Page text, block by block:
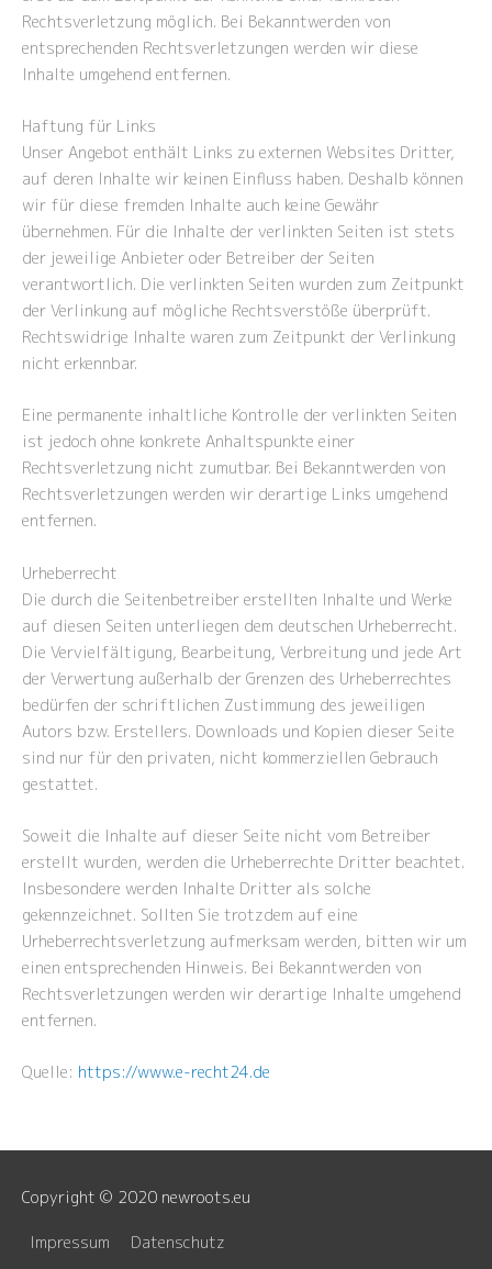
Rechtsverletzung möglich. Bei Bekanntwerden von
entsprechenden Rechtsverletzungen werden wir diese
Inhalte umgehend entfernen.
Haftung für Links
Unser Angebot enthält Links zu externen Websites Dritter,
auf deren Inhalte wir keinen Einfluss haben. Deshalb können
wir für diese fremden Inhalte auch keine Gewähr
übernehmen. Für die Inhalte der verlinkten Seiten ist stets
der jeweilige Anbieter oder Betreiber der Seiten
verantwortlich. Die verlinkten Seiten wurden zum Zeitpunkt
der Verlinkung auf mögliche Rechtsverstöße überprüft.
Rechtswidrige Inhalte waren zum Zeitpunkt der Verlinkung
nicht erkennbar.
Eine permanente inhaltliche Kontrolle der verlinkten Seiten
ist jedoch ohne konkrete Anhaltspunkte einer
Rechtsverletzung nicht zumutbar. Bei Bekanntwerden von
Rechtsverletzungen werden wir derartige Links umgehend
entfernen.
Urheberrecht
Die durch die Seitenbetreiber erstellten Inhalte und Werke
auf diesen Seiten unterliegen dem deutschen Urheberrecht.
Die Vervielfältigung, Bearbeitung, Verbreitung und jede Art
der Verwertung außerhalb der Grenzen des Urheberrechtes
bedürfen der schriftlichen Zustimmung des jeweiligen
Autors bzw. Erstellers. Downloads und Kopien dieser Seite
sind nur für den privaten, nicht kommerziellen Gebrauch
gestattet.
Soweit die Inhalte auf dieser Seite nicht vom Betreiber
erstellt wurden, werden die Urheberrechte Dritter beachtet.
Insbesondere werden Inhalte Dritter als solche
gekennzeichnet. Sollten Sie trotzdem auf eine
Urheberrechtsverletzung aufmerksam werden, bitten wir um
einen entsprechenden Hinweis. Bei Bekanntwerden von
Rechtsverletzungen werden wir derartige Inhalte umgehend
entfernen.
Quelle: https://www.e-recht24.de
Copyright © 2020 newroots.eu
Impressum
Datenschutz